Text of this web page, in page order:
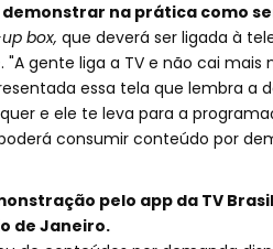
na prática como
box, que deverá ser ligada à
"A gente liga a TV e não cai
essa tela que lembra a
e ele te leva para a
consumir conteúdo por
pelo app da TV
de Janeiro.